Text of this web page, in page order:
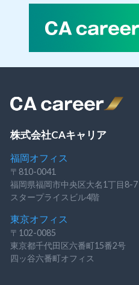
株式会社CAキャリア
福岡オフィス
〒810-0041
福岡県福岡市中央区大名1丁目8-7
スタープライスビル4階
東京オフィス
〒102-0085
東京都千代田区六番町15番2号
四ッ谷六番町オフィス